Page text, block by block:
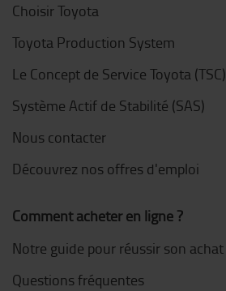
Choisir Toyota
Toyota Production System
Le Concept de Service Toyota (TSC)
Système Actif de Stabilité (SAS)
Nous contacter
Découvrez nos offres d'emploi
Comment acheter en ligne ?
Notre guide pour réussir son
Questions fréquentes